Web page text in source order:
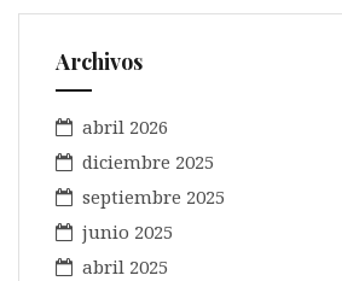
Archivos
abril 2026
diciembre 2025
septiembre 2025
junio 2025
abril 2025